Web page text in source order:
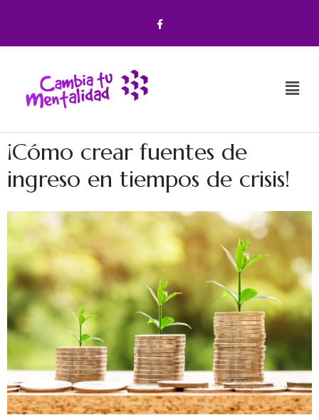
¡Cómo crear fuentes de
ingreso en tiempos de crisis!